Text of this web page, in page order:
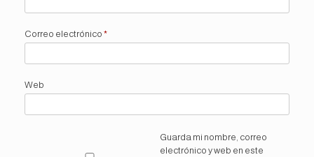
Correo electrónico *
Web
Guarda mi nombre, correo
electrónico y web en este